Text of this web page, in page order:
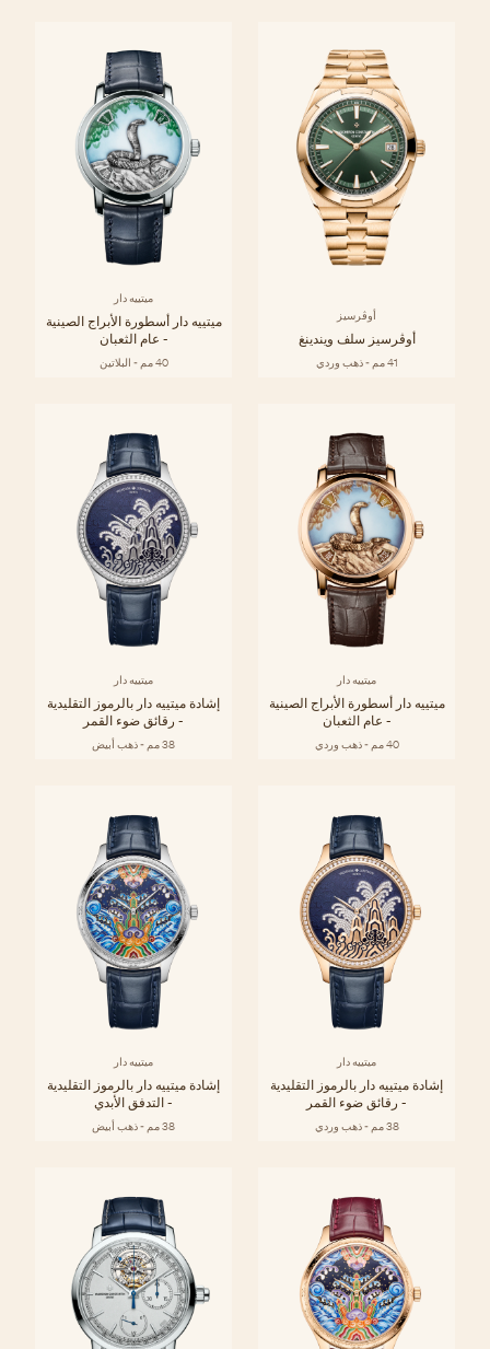
أوڤرسيز
أوڤرسيز سلف ويندينغ
41 مم - ذهب وردي
ميتييه دار
ميتييه دار أسطورة الأبراج الصينية
- عام الثعبان
40 مم - البلاتين
ميتييه دار
ميتييه دار أسطورة الأبراج الصينية
- عام الثعبان
40 مم - ذهب وردي
ميتييه دار
إشادة ميتييه دار بالرموز التقليدية
- رقائق ضوء القمر
38 مم - ذهب أبيض
ميتييه دار
إشادة ميتييه دار بالرموز التقليدية
- رقائق ضوء القمر
38 مم - ذهب وردي
ميتييه دار
إشادة ميتييه دار بالرموز التقليدية
- التدفق الأبدي
38 مم - ذهب أبيض